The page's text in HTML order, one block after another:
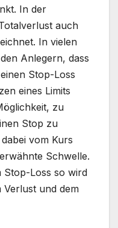
In der
auch
In vielen
Anlegern, dass
Stop-Loss
eines Limits
zu
Stop zu
vom Kurs
Schwelle.
Stop-Loss so wird
Verlust und dem